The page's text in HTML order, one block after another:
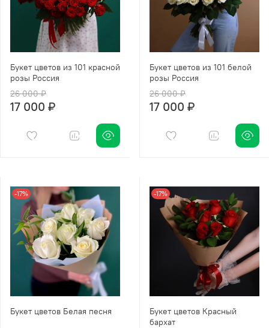
Букет цветов из 101 красной
розы Россия
26 000 ₽
17 000 ₽
Букет цветов из 101 белой
розы Россия
26 000 ₽
17 000 ₽
-17%
Букет цветов Белая песня
-17%
Букет цветов Красный
бархат